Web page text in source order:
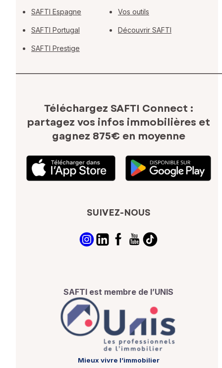
SAFTI Espagne
SAFTI Portugal
SAFTI Prestige
Vos outils
Découvrir SAFTI
Téléchargez SAFTI Connect :
partagez vos infos immobilières et
gagnez 875€ en moyenne
SUIVEZ-NOUS
SAFTI est membre de l’UNIS
Mieux vivre l’immobilier